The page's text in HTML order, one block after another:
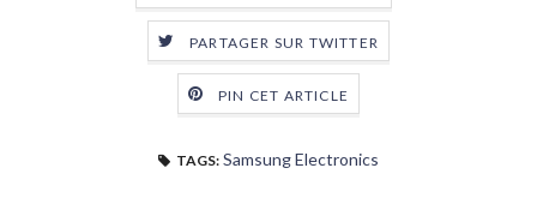
PARTAGER SUR TWITTER
PIN CET ARTICLE
TAGS: Samsung Electronics